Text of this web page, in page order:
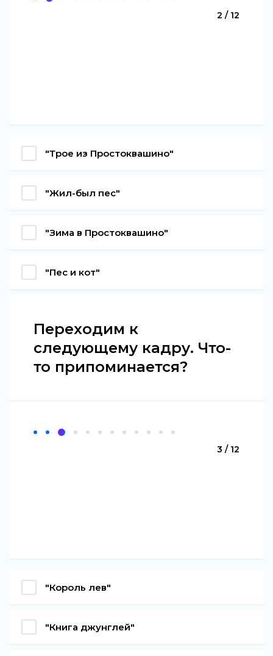
2 / 12
"Трое из Простоквашино"
"Жил-был пес"
"Зима в Простоквашино"
"Пес и кот"
Переходим к
следующему кадру. Что-
то припоминается?
3 / 12
"Король лев"
"Книга джунглей"